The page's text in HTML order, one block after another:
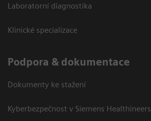
Laboratorní diagnostika
Klinické specializace
Podpora & dokumentace
Dokumenty ke stažení
Kyberbezpečnost v Siemens Healthineers